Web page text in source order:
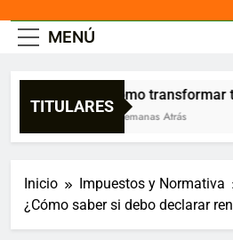
MENÚ
TITULARES
Cómo transformar
3 Semanas Atrás
Inicio
Impuestos y Normativa
¿Cómo saber si debo declarar